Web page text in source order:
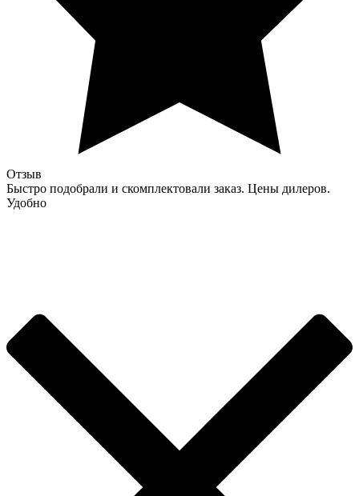
Отзыв
Быстро подобрали и скомплектовали заказ. Цены дилеров.
Удобно